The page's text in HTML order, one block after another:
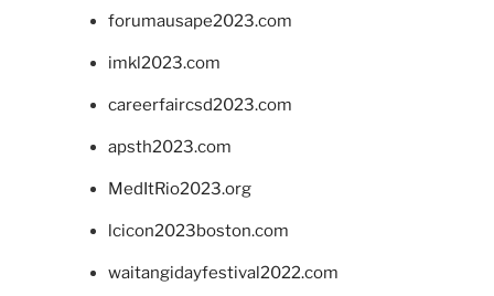
forumausape2023.com
imkl2023.com
careerfaircsd2023.com
apsth2023.com
MedItRio2023.org
lcicon2023boston.com
waitangidayfestival2022.com